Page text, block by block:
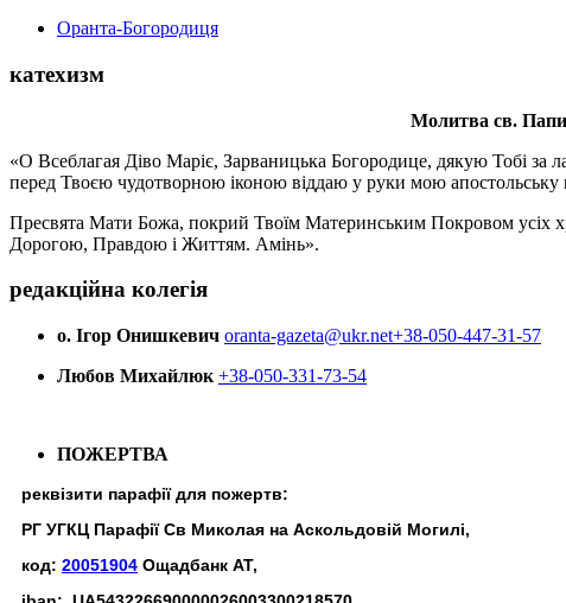
Оранта-Богородиця
катехизм
Молитва св. Папи
«О Всеблагая Діво Маріє, Зарваницька Богородице, дякую Тобі за
перед Твоєю чудотворною іконою віддаю у руки мою апостольську
Пресвята Мати Божа, покрий Твоїм Материнським Покровом усіх
Дорогою, Правдою і Життям. Амінь».
редакційна колегія
о. Ігор Онишкевич oranta-gazeta@ukr.net+38-050-447-31-57
Любов Михайлюк +38-050-331-73-54
ПОЖЕРТВА
реквізити парафії для пожертв:
РГ УГКЦ Парафії Св Миколая на Аскольдовій Могилі,
код: 20051904 Ощадбанк АТ,